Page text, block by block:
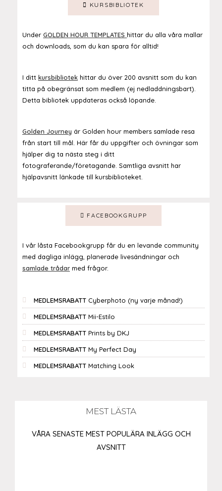
KURSBIBLIOTEK
Under GOLDEN HOUR TEMPLATES hittar du alla våra mallar
och downloads, som du kan spara för alltid!
I ditt kursbibliotek hittar du över 200 avsnitt som du kan
titta på obegränsat som medlem (ej nedladdningsbart).
Detta bibliotek uppdateras också löpande.
Golden Journey är Golden hour members samlade resa
från start till mål. Här får du uppgifter och övningar som
hjälper dig ta nästa steg i ditt
fotograferande/företagande. Samtliga avsnitt har
hjälpavsnitt länkade till kursbiblioteket.
FACEBOOKGRUPP
I vår låsta Facebookgrupp får du en levande community
med dagliga inlägg, planerade livesändningar och
samlade trådar med frågor.
MEDLEMSRABATTCyberphoto (ny varje månad!)
MEDLEMSRABATTMii-Estilo
MEDLEMSRABATTPrints by DKJ
MEDLEMSRABATTMy Perfect Day
MEDLEMSRABATTMatching Look
MEST LÄSTA
VÅRA SENASTE MEST POPULÄRA INLÄGG OCH
AVSNITT